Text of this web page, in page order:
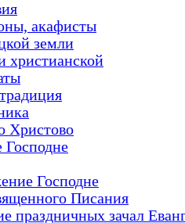
акафисты
земли
христианской
Христово
Господне
Писания
праздничных зачал